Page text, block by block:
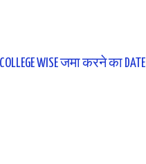
COLLEGE WISE जमा करने का DATE